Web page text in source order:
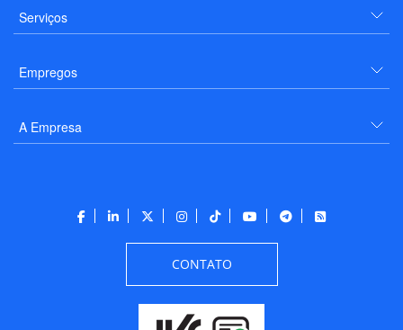
Serviços
Empregos
A Empresa
CONTATO